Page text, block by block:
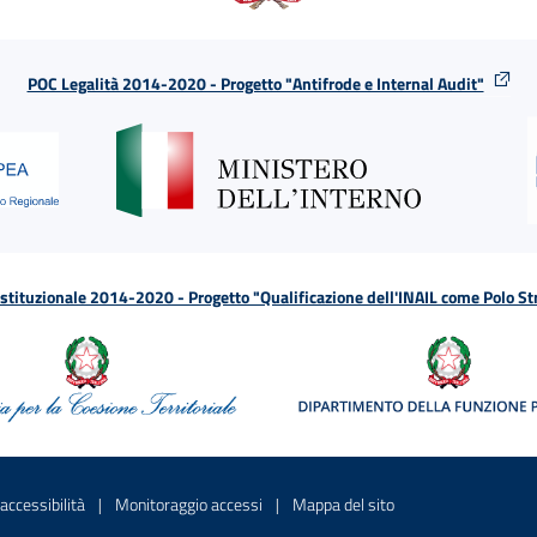
POC Legalità 2014-2020 - Progetto "Antifrode e Internal Audit"
2014-2020 - Progetto "Qualificazione dell'INAIL come Polo
una nuova finestraSito interno - Apre in una nuova finestra
Monitoraggio accessi Sito interno - Apre in una nuova
Mappa del sitoSito interno - Apre